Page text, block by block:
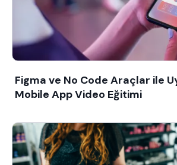
Figma ve No Code Araçlar ile
Mobile App Video Eğitimi